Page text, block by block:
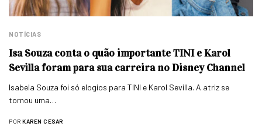
NOTÍCIAS
Isa Souza conta o quão importante TINI e Karol
Sevilla foram para sua carreira no Disney Channel
Isabela Souza foi só elogios para TINI e Karol Sevilla. A atriz se
tornou uma…
POR KAREN CESAR